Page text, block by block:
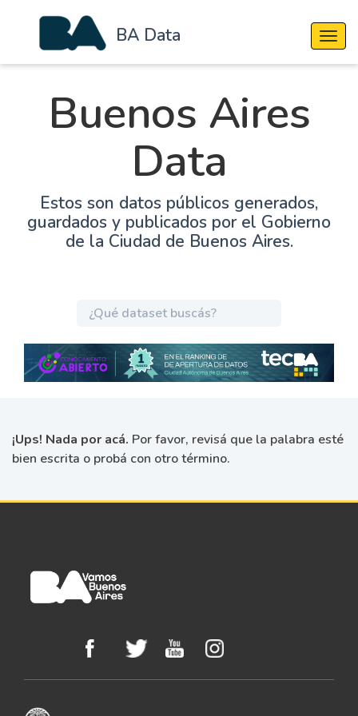
BA Data
Buenos Aires
Data
Estos son datos públicos generados,
guardados y publicados por el Gobierno
de la Ciudad de Buenos Aires.
¡Ups! Nada por acá. Por favor, revisá que la palabra esté
bien escrita o probá con otro término.